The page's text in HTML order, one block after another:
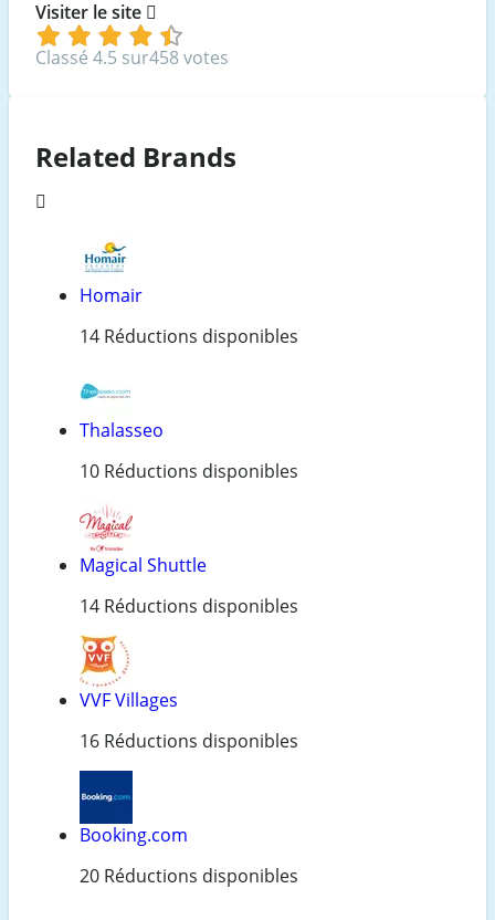
Visiter le site
Classé 4.5 sur458 votes
Related Brands
Homair
14 Réductions disponibles
Thalasseo
10 Réductions disponibles
Magical Shuttle
14 Réductions disponibles
VVF Villages
16 Réductions disponibles
Booking.com
20 Réductions disponibles